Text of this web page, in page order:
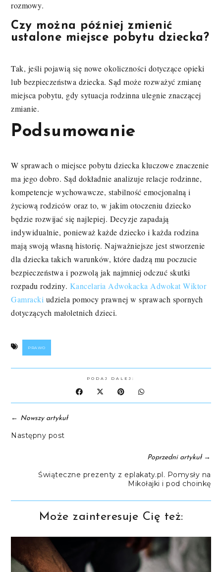
rozmowy.
Czy można później zmienić
ustalone miejsce pobytu dziecka?
Tak, jeśli pojawią się nowe okoliczności dotyczące opieki
lub bezpieczeństwa dziecka. Sąd może rozważyć zmianę
miejsca pobytu, gdy sytuacja rodzinna ulegnie znaczącej
zmianie.
Podsumowanie
W sprawach o miejsce pobytu dziecka kluczowe znaczenie
ma jego dobro. Sąd dokładnie analizuje relacje rodzinne,
kompetencje wychowawcze, stabilność emocjonalną i
życiową rodziców oraz to, w jakim otoczeniu dziecko
będzie rozwijać się najlepiej. Decyzje zapadają
indywidualnie, ponieważ każde dziecko i każda rodzina
mają swoją własną historię. Najważniejsze jest stworzenie
dla dziecka takich warunków, które dadzą mu poczucie
bezpieczeństwa i pozwolą jak najmniej odczuć skutki
rozpadu rodziny. Kancelaria Adwokacka Adwokat Wiktor
Gamracki udziela pomocy prawnej w sprawach spornych
dotyczących małoletnich dzieci.
PRAWO
PODAJ DALEJ:
← Nowszy artykuł
Następny post
Poprzedni artykuł→
Świąteczne prezenty z eplakaty.pl. Pomysły na
Mikołajki i pod choinkę
Może zainteresuje Cię też: